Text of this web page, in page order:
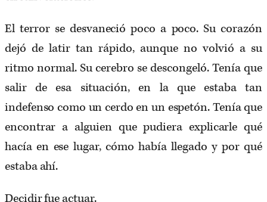
El terror se desvaneció poco a poco. Su corazón
dejó de latir tan rápido, aunque no volvió a su
ritmo normal. Su cerebro se descongeló. Tenía que
salir de esa situación, en la que estaba tan
indefenso como un cerdo en un espetón. Tenía que
encontrar a alguien que pudiera explicarle qué
hacía en ese lugar, cómo había llegado y por qué
estaba ahí.
Decidir fue actuar.